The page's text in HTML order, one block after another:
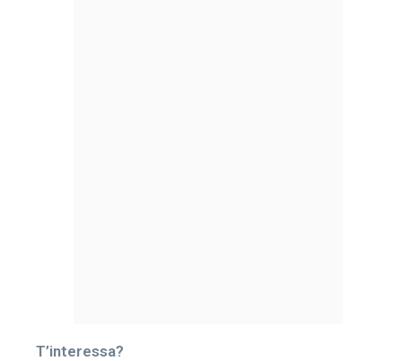
T’interessa?